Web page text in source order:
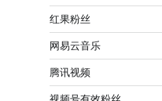
红果粉丝
网易云音乐
腾讯视频